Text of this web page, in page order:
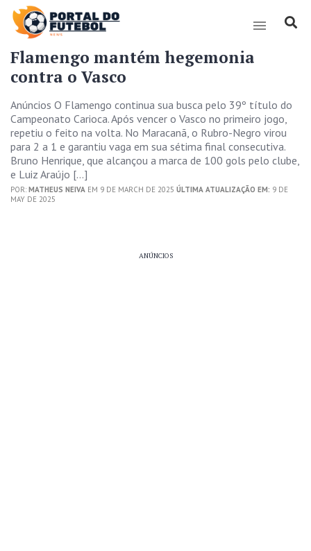
Flamengo mantém hegemonia
contra o Vasco
Anúncios O Flamengo continua sua busca pelo 39º título do
Campeonato Carioca. Após vencer o Vasco no primeiro jogo,
repetiu o feito na volta. No Maracanã, o Rubro-Negro virou
para 2 a 1 e garantiu vaga em sua sétima final consecutiva.
Bruno Henrique, que alcançou a marca de 100 gols pelo clube,
e Luiz Araújo […]
POR: MATHEUS NEIVA EM 9 DE MARCH DE 2025 ÚLTIMA ATUALIZAÇÃO EM: 9 DE
MAY DE 2025
ANÚNCIOS